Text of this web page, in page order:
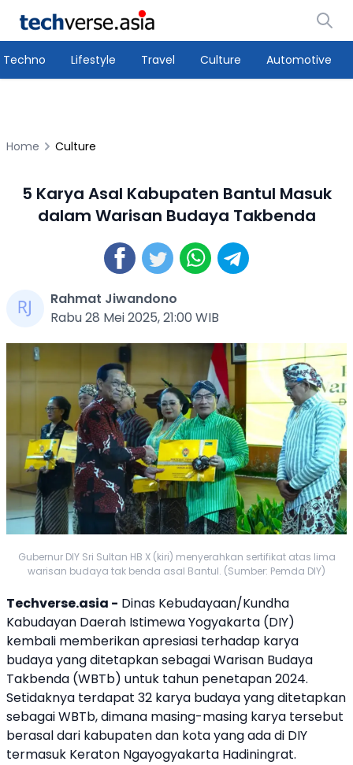
Techno Lifestyle Travel Culture Automotive
Home Culture
5 Karya Asal Kabupaten Bantul Masuk
dalam Warisan Budaya Takbenda
Rahmat Jiwandono
Rabu 28 Mei 2025, 21:00 WIB
Gubernur DIY Sri Sultan HB X (kiri) menyerahkan sertifikat atas lima
warisan budaya tak benda asal Bantul. (Sumber: Pemda DIY)
Techverse.asia - Dinas Kebudayaan/Kundha
Kabudayan Daerah Istimewa Yogyakarta (DIY)
kembali memberikan apresiasi terhadap karya
budaya yang ditetapkan sebagai Warisan Budaya
Takbenda (WBTb) untuk tahun penetapan 2024.
Setidaknya terdapat 32 karya budaya yang ditetapkan
sebagaiWBTb, dimana masing-masing karya tersebut
berasal dari kabupaten dan kota yang ada di DIY
termasuk Keraton Ngayogyakarta Hadiningrat.